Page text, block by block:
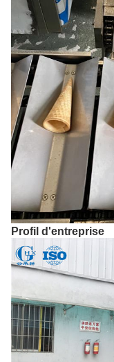
Profil d'entreprise